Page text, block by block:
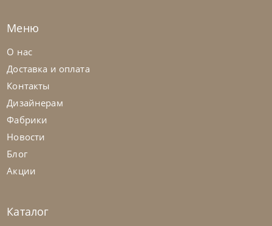
Bontempi
Меню
О нас
Доставка и оплата
Контакты
Дизайнерам
Фабрики
Новости
Блог
Акции
Каталог